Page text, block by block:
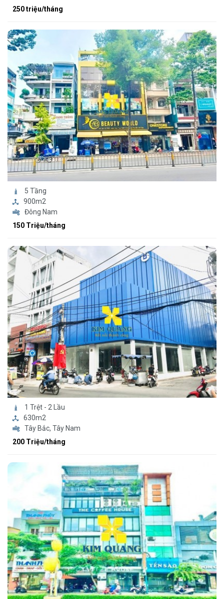
250 triệu/tháng
5 Tầng
900m2
Đông Nam
150 Triệu/tháng
1 Trệt - 2 Lầu
630m2
Tây Bắc, Tây Nam
200 Triệu/tháng